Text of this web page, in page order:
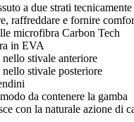
a due strati
raffreddare e fornire
microfibra Carbon Tech
in EVA
nello stivale anteriore
nello stivale posteriore
da contenere la gamba
con la naturale azione di